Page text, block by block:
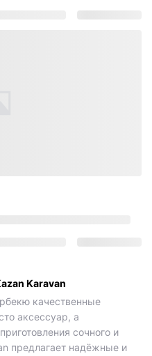
Karavan
качественные
аксессуар, а
сочного и
предлагает надёжные и